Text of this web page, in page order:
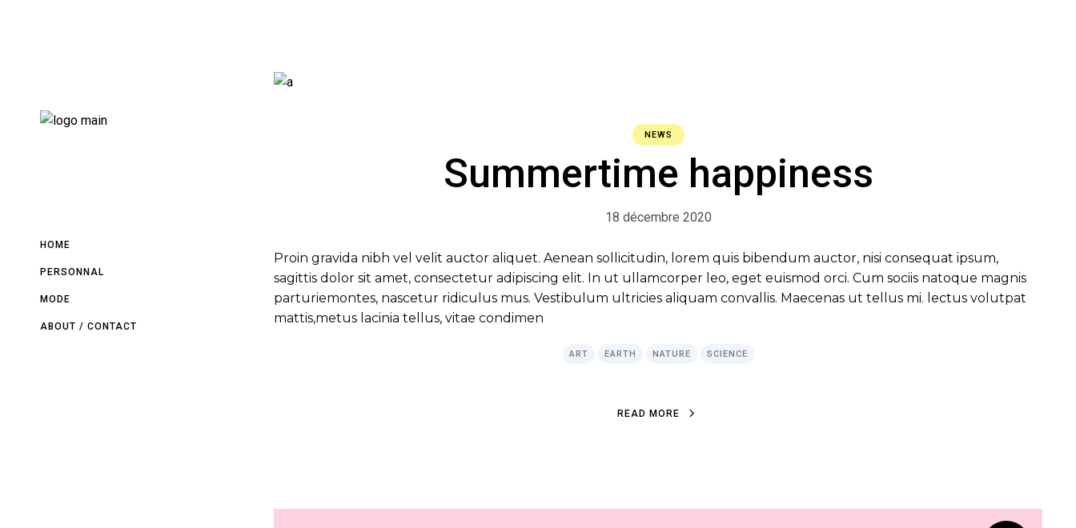
HOME
PERSONNAL
MODE
ABOUT / CONTACT
NEWS
Summertime happiness
18 décembre 2020
Proin gravida nibh vel velit auctor aliquet. Aenean sollicitudin, lorem quis bibendum auctor, nisi consequat ipsum,
sagittis dolor sit amet, consectetur adipiscing elit. In ut ullamcorper leo, eget euismod orci. Cum sociis natoque magnis
parturiemontes, nascetur ridiculus mus. Vestibulum ultricies aliquam convallis. Maecenas ut tellus mi. lectus volutpat
mattis,metus lacinia tellus, vitae condimen
ART EARTH NATURE SCIENCE
READ MORE